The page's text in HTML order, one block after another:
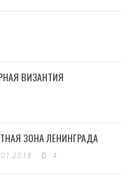
ВИЗАНТИЯ
ЗОНА ЛЕНИНГРАДА
4